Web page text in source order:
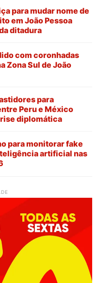
para mudar nome de
em João Pessoa
ditadura
com coronhadas
Zona Sul de João
para
Peru e México
diplomática
para monitorar fake
artificial nas